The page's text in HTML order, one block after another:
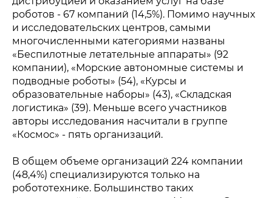
роботов - 67 компаний (14,5%). Помимо научных
и исследовательских центров, самыми
многочисленными категориями названы
«Беспилотные летательные аппараты» (92
компании), «Морские автономные системы и
подводные роботы» (54), «Курсы и
образовательные наборы» (43), «Складская
логистика» (39). Меньше всего участников
авторы исследования насчитали в группе
«Космос» - пять организаций.
В общем объеме организаций 224 компании
(48,4%) специализируются только на
робототехнике. Большинство таких